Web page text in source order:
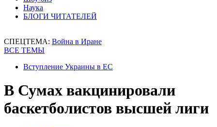
Наука
БЛОГИ ЧИТАТЕЛЕЙ
СПЕЦТЕМА: Война в Иране
ВСЕ ТЕМЫ
Вступление Украины в ЕС
В Сумах вакцинировали
баскетболистов высшей лиги